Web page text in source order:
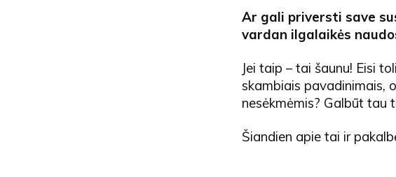
Ar gali priversti save
vardan ilgalaikės
Jei taip – tai šaunu! Eisi
skambiais pavadinimais,
nesėkmėmis? Galbūt tau
Šiandien apie tai ir